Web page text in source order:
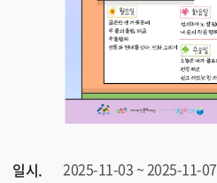
일시.
2025-11-03 ~ 2025-11-07